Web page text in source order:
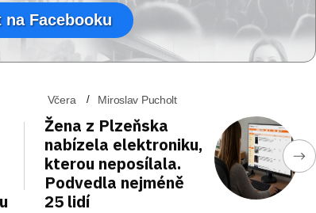
na Facebooku
Včera Miroslav Pucholt
Žena z Plzeňska
nabízela elektroniku,
kterou neposílala.
Podvedla nejméně
25 lidí